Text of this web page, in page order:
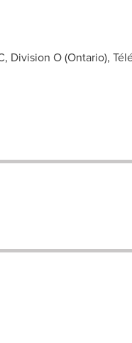
Division O (Ontario),